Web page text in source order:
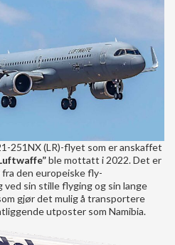
251NX (LR)-flyet som er anskaffet
ble mottatt i 2022. Det er
den europeiske fly-
sin stille flyging og sin lange
gjør det mulig å transportere
utposter som Namibia.